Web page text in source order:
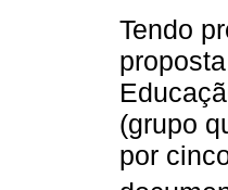
Tendo
(grupo
por